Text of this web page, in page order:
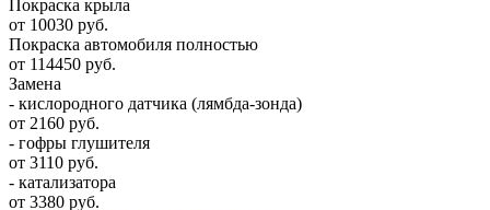
Покраска крыла
от 10030 руб.
Покраска автомобиля полностью
от 114450 руб.
Замена
- кислородного датчика (лямбда-зонда)
от 2160 руб.
- гофры глушителя
от 3110 руб.
- катализатора
от 3380 руб.